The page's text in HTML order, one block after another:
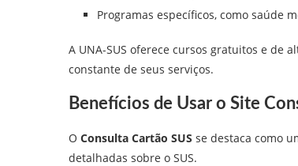
Programas específicos, como saúde
A UNA-SUS oferece cursos gratuitos e de
constante de seus serviços.
Benefícios de Usar o Site
O Consulta Cartão SUS se destaca como
detalhadas sobre o SUS.